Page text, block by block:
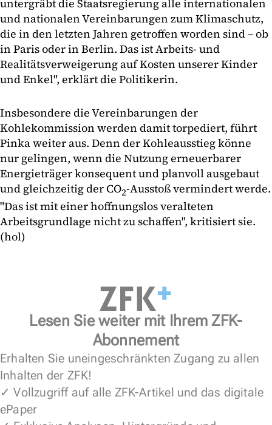
untergräbt die Staatsregierung alle internationalen
und nationalen Vereinbarungen zum Klimaschutz,
die in den letzten Jahren getroffen worden sind – ob
in Paris oder in Berlin. Das ist Arbeits- und
Realitätsverweigerung auf Kosten unserer Kinder
und Enkel", erklärt die Politikerin.
Insbesondere die Vereinbarungen der
Kohlekommission werden damit torpediert, führt
Pinka weiter aus. Denn der Kohleausstieg könne
nur gelingen, wenn die Nutzung erneuerbarer
Energieträger konsequent und planvoll ausgebaut
und gleichzeitig der CO2-Ausstoß vermindert werde.
"Das ist mit einer hoffnungslos veralteten
Arbeitsgrundlage nicht zu schaffen", kritisiert sie.
(hol)
Lesen Sie weiter mit Ihrem ZFK-
Abonnement
Erhalten Sie uneingeschränkten Zugang zu allen
Inhalten der ZFK!
✓ Vollzugriff auf alle ZFK-Artikel und das digitale
ePaper